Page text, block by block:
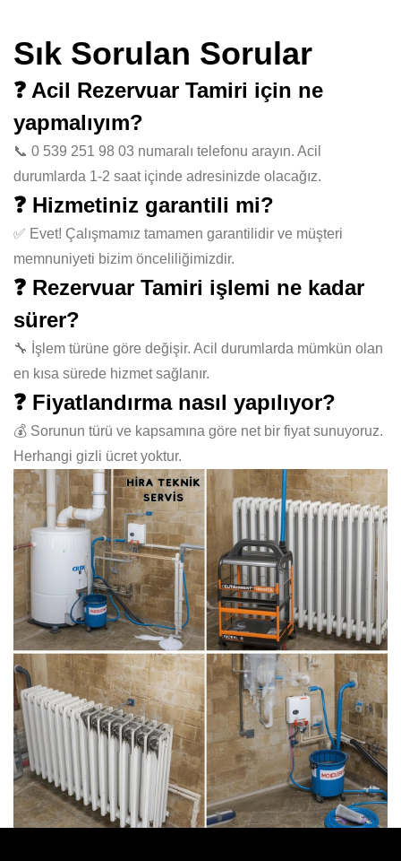
Sık Sorulan Sorular
❓ Acil Rezervuar Tamiri için ne
yapmalıyım?
📞 0 539 251 98 03 numaralı telefonu arayın. Acil
durumlarda 1-2 saat içinde adresinizde olacağız.
❓ Hizmetiniz garantili mi?
✅ Evet! Çalışmamız tamamen garantilidir ve müşteri
memnuniyeti bizim önceliliğimizdir.
❓ Rezervuar Tamiri işlemi ne kadar
sürer?
🔧 İşlem türüne göre değişir. Acil durumlarda mümkün olan
en kısa sürede hizmet sağlanır.
❓ Fiyatlandırma nasıl yapılıyor?
💰 Sorunun türü ve kapsamına göre net bir fiyat sunuyoruz.
Herhangi gizli ücret yoktur.